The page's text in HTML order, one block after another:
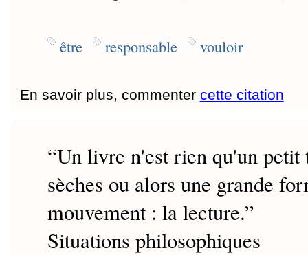
être responsable vouloir
En savoir plus, commenter cette citation
“Un livre n'est rien qu'un petit
sèches ou alors une grande
mouvement : la lecture.”
Situations philosophiques